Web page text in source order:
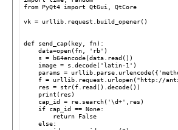
from PyQt4 import QtGui, QtCore
vk = urllib.request.build_opener()
def send_cap(key, fn):
    data=open(fn, 'rb')
    s = b64encode(data.read())
    image = s.decode('latin-1')
params =
f = urllib.request.urlopen("http://
    res = str(f.read().decode())
    print(res)
    cap_id = re.search('\d+',res)
    if cap_id == None:
        return False
    else: